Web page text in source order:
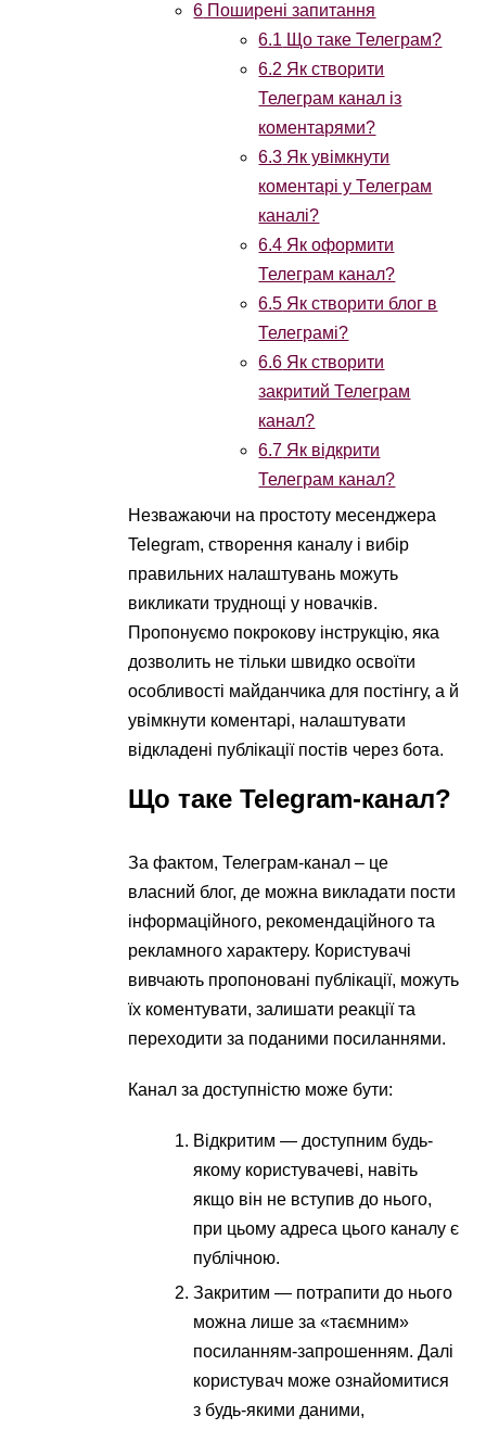
6 Поширені запитання
6.1 Що таке Телеграм?
6.2 Як створити
Телеграм канал із
коментарями?
6.3 Як увімкнути
коментарі у Телеграм
каналі?
6.4 Як оформити
Телеграм канал?
6.5 Як створити блог в
Телеграмі?
6.6 Як створити
закритий Телеграм
канал?
6.7 Як відкрити
Телеграм канал?
Незважаючи на простоту месенджера
Telegram, створення каналу і вибір
правильних налаштувань можуть
викликати труднощі у новачків.
Пропонуємо покрокову інструкцію, яка
дозволить не тільки швидко освоїти
особливості майданчика для постінгу, а й
увімкнути коментарі, налаштувати
відкладені публікації постів через бота.
Що таке Telegram-канал?
За фактом, Телеграм-канал – це
власний блог, де можна викладати пости
інформаційного, рекомендаційного та
рекламного характеру. Користувачі
вивчають пропоновані публікації, можуть
їх коментувати, залишати реакції та
переходити за поданими посиланнями.
Канал за доступністю може бути:
Відкритим — доступним будь-
якому користувачеві, навіть
якщо він не вступив до нього,
при цьому адреса цього каналу є
публічною.
Закритим — потрапити до нього
можна лише за «таємним»
посиланням-запрошенням. Далі
користувач може ознайомитися
з будь-якими даними,